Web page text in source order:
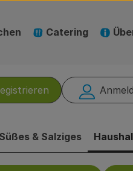
Catering
Süßes & Salziges